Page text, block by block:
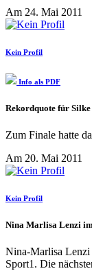
Am 24. Mai 2011
Kein Profil
Info als PDF
Rekordquote für
Zum Finale hatte
Am 20. Mai 2011
Kein Profil
Nina Marlisa Lenzi
Nina-Marlisa Lenzi
Sport1. Die